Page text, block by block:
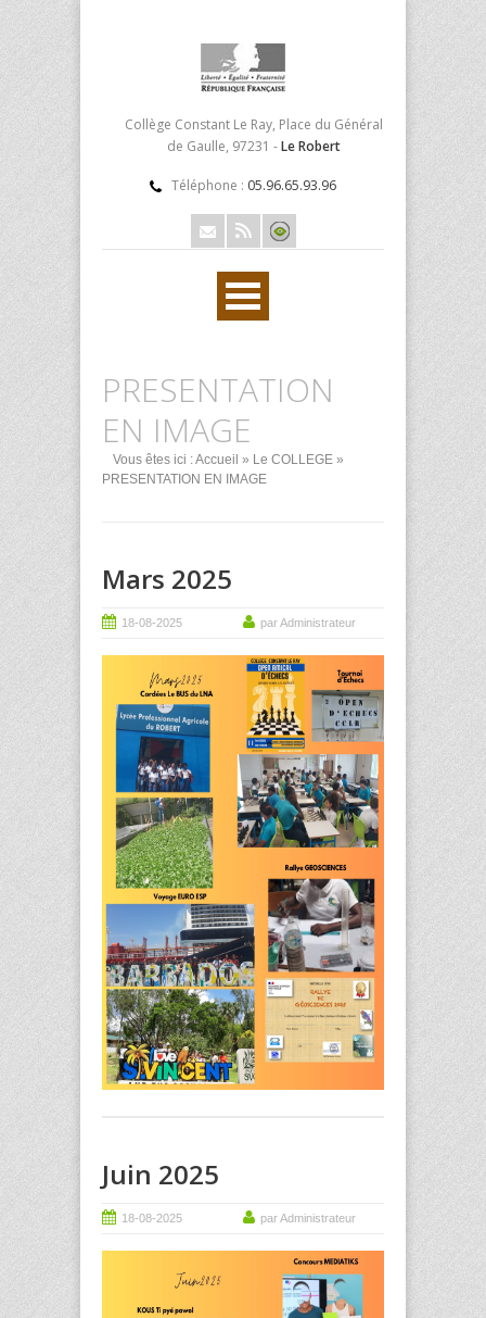
Collège Constant Le Ray, Place du Général
de Gaulle, 97231 -Le Robert
Téléphone : 05.96.65.93.96
PRESENTATION
EN IMAGE
Vous êtes ici :Accueil » Le COLLEGE »
PRESENTATION EN IMAGE
Mars 2025
18-08-2025 par Administrateur
Juin 2025
18-08-2025 par Administrateur